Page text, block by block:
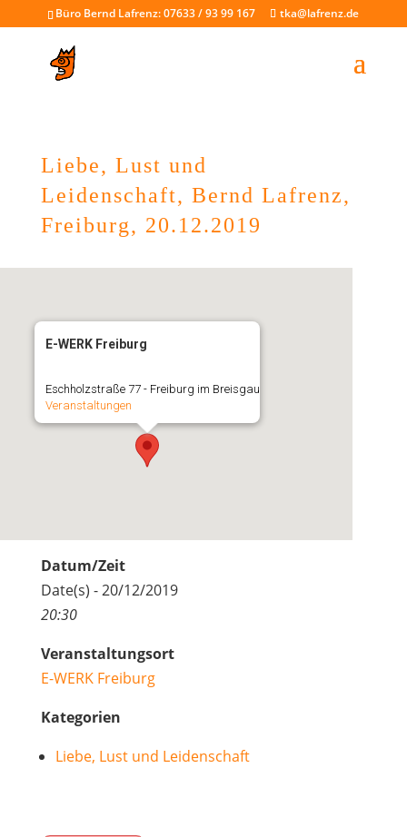
Büro Bernd Lafrenz: 07633 / 93 99 167 tka@lafrenz.de
Liebe, Lust und
Leidenschaft, Bernd Lafrenz,
Freiburg, 20.12.2019
E-WERK Freiburg
Eschholzstraße 77 - Freiburg im Breisgau
Veranstaltungen
Datum/Zeit
Date(s) - 20/12/2019
20:30
Veranstaltungsort
E-WERK Freiburg
Kategorien
Liebe, Lust und Leidenschaft